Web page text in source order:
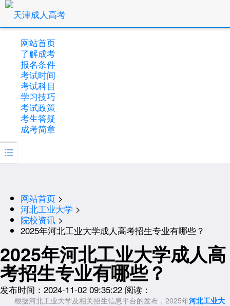
网站首页
了解成考
报名条件
考试时间
考试科目
学习技巧
考试政策
考生答疑
成考简章

网站首页 >
河北工业大学 >
院校资讯 >
2025年河北工业大学成人高考招生专业有哪些？
2025年河北工业大学成人高
考招生专业有哪些？
发布时间：2024-11-02 09:35:22 阅读：
根据河北工业大学及相关招生信息平台的发布，2025年河北工业大